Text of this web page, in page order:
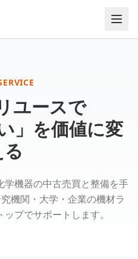
ユースで
」を価値に変
る
機器の中古売買と整備を手
機関・大学・企業の機材ラ
プでサポートします。